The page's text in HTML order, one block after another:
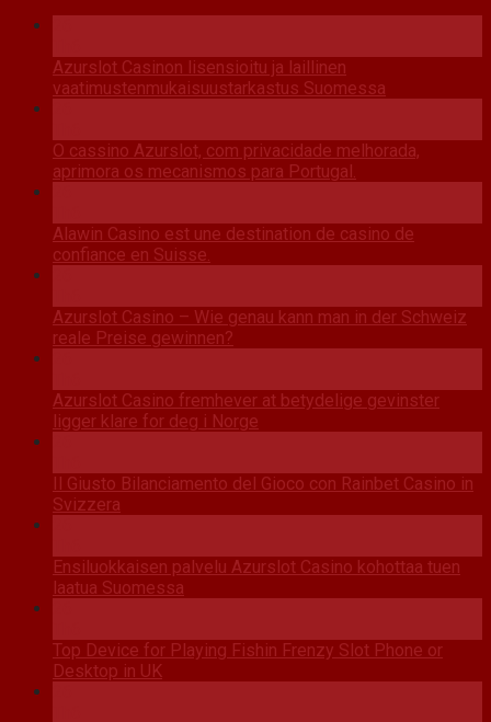
Azurslot Casinon lisensioitu ja laillinen
vaatimustenmukaisuustarkastus Suomessa
O cassino Azurslot, com privacidade melhorada,
aprimora os mecanismos para Portugal.
Alawin Casino est une destination de casino de
confiance en Suisse.
Azurslot Casino – Wie genau kann man in der Schweiz
reale Preise gewinnen?
Azurslot Casino fremhever at betydelige gevinster
ligger klare for deg i Norge
Il Giusto Bilanciamento del Gioco con Rainbet Casino in
Svizzera
Ensiluokkaisen palvelu Azurslot Casino kohottaa tuen
laatua Suomessa
Top Device for Playing Fishin Frenzy Slot Phone or
Desktop in UK